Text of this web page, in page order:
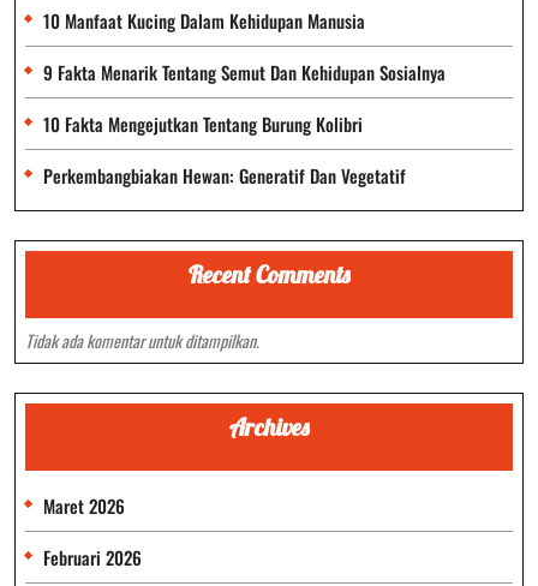
10 Manfaat Kucing Dalam Kehidupan Manusia
9 Fakta Menarik Tentang Semut Dan Kehidupan Sosialnya
10 Fakta Mengejutkan Tentang Burung Kolibri
Perkembangbiakan Hewan: Generatif Dan Vegetatif
Recent Comments
Tidak ada komentar untuk ditampilkan.
Archives
Maret 2026
Februari 2026